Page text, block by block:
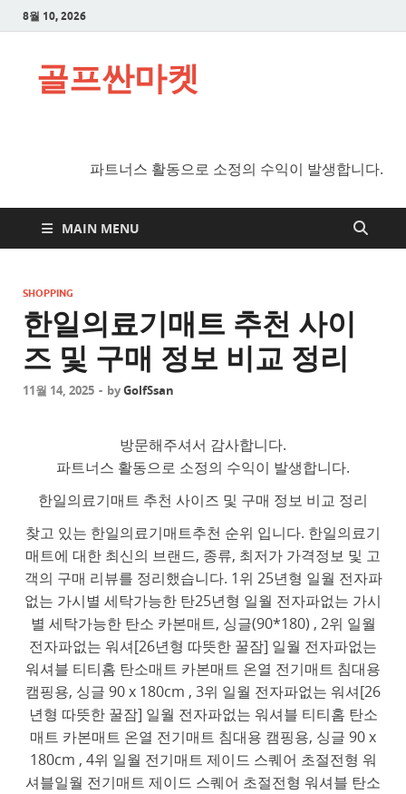
8월 10, 2026
골프싼마켓
파트너스 활동으로 소정의 수익이 발생합니다.
MAIN MENU
SHOPPING
한일의료기매트 추천 사이
즈 및 구매 정보 비교 정리
11월 14, 2025 - byGolfSsan
방문해주셔서 감사합니다.
파트너스 활동으로 소정의 수익이 발생합니다.
한일의료기매트 추천 사이즈 및 구매 정보 비교 정리
찾고 있는 한일의료기매트추천 순위 입니다. 한일의료기
매트에 대한 최신의 브랜드, 종류, 최저가 가격정보 및 고
객의 구매 리뷰를 정리했습니다. 1위 25년형 일월 전자파
없는 가시별 세탁가능한 탄25년형 일월 전자파없는 가시
별 세탁가능한 탄소 카본매트, 싱글(90*180) , 2위 일월
전자파없는 워셔[26년형 따뜻한 꿀잠] 일월 전자파없는
워셔블 티티홈 탄소매트 카본매트 온열 전기매트 침대용
캠핑용, 싱글 90 x 180cm , 3위 일월 전자파없는 워셔[26
년형 따뜻한 꿀잠] 일월 전자파없는 워셔블 티티홈 탄소
매트 카본매트 온열 전기매트 침대용 캠핑용, 싱글 90 x
180cm , 4위 일월 전기매트 제이드 스퀘어 초절전형 워
셔블일월 전기매트 제이드 스퀘어 초절전형 워셔블 탄소